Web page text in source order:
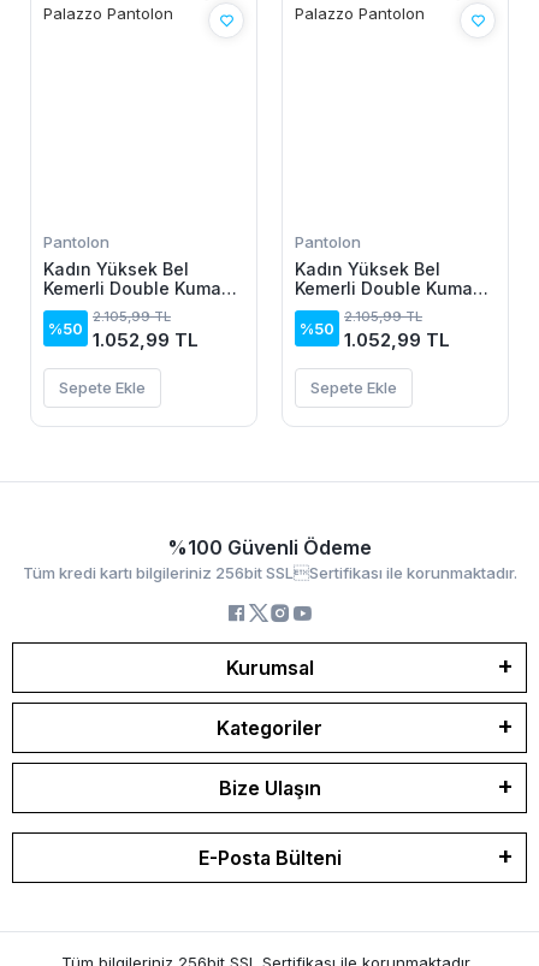
Pantolon
Kadın Yüksek Bel
Kemerli Double Kumaş
Palazzo Pantolon
%50
2.105,99 TL
1.052,99 TL
Sepete Ekle
Pantolon
Kadın Yüksek Bel
Kemerli Double Kumaş
Palazzo Pantolon
%50
2.105,99 TL
1.052,99 TL
Sepete Ekle
%100 Güvenli Ödeme
Tüm kredi kartı bilgileriniz 256bit SSLSertifikası ile korunmaktadır.
Kurumsal
Kategoriler
Bize Ulaşın
E-Posta Bülteni